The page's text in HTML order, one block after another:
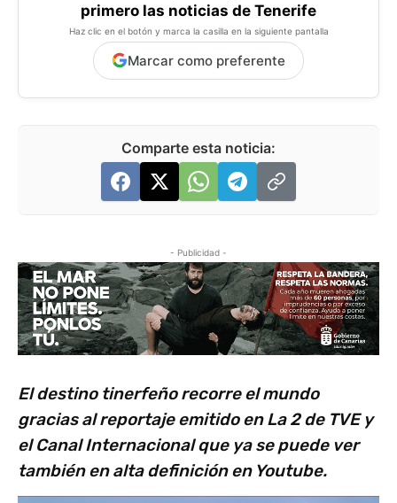
primero las noticias de Tenerife
Haz clic en el botón y marca la casilla en la siguiente pantalla
Marcar como preferente
Comparte esta noticia:
- Publicidad -
El destino tinerfeño recorre el mundo
gracias al reportaje emitido en La 2 de TVE y
el Canal Internacional que ya se puede ver
también en alta definición en Youtube.